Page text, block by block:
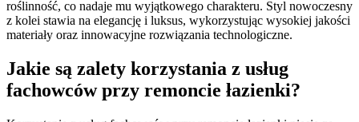
roślinność, co nadaje mu wyjątkowego charakteru. Styl nowoczesny
z kolei stawia na elegancję i luksus, wykorzystując wysokiej jakości
materiały oraz innowacyjne rozwiązania technologiczne.
Jakie są zalety korzystania z usług
fachowców przy remoncie łazienki?